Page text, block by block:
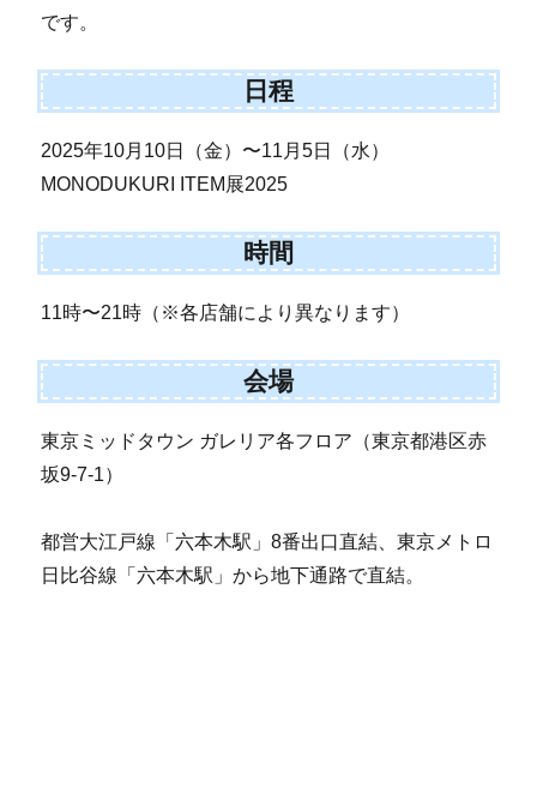
です。
日程
2025年10月10日（金）〜11月5日（水）
MONODUKURI ITEM展2025
時間
11時〜21時（※各店舗により異なります）
会場
東京ミッドタウン ガレリア各フロア（東京都港区赤
坂9-7-1）
都営大江戸線「六本木駅」8番出口直結、東京メトロ
日比谷線「六本木駅」から地下通路で直結。